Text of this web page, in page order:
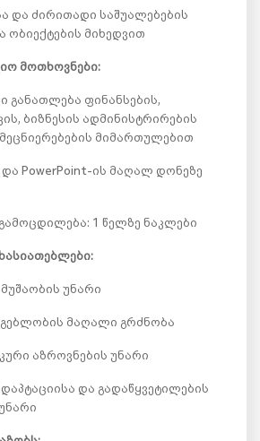
და ძირითადი საშუალებების
ობიექტების მიხედვით
მოთხოვნები:
განათლება ფინანსების,
ბიზნესის ადმინისტრირების
მეცნიერებების მიმართულებით
და PowerPoint-ის მაღალ დონეზე
1 წელზე ნაკლები
უნარი
მაღალი გრძნობა
აზროვნების უნარი
და გადაწყვეტილების